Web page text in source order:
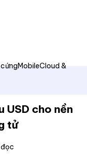
MobileCloud &
USD cho nền
tử